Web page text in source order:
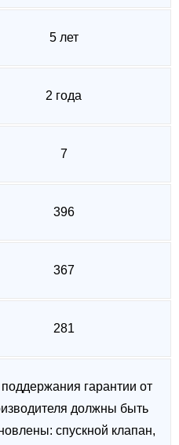
5 лет
2 года
7
396
367
281
гарантии от
должны быть
спускной клапан,